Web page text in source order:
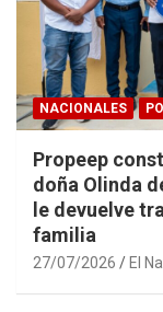
NACIONALES
Propeep
doña Olinda
le devuelve
familia
27/07/2026 El